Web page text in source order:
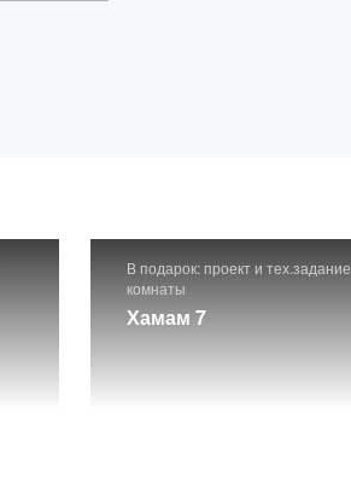
В подарок: проект и тех.задание
комнаты
Хамам 7